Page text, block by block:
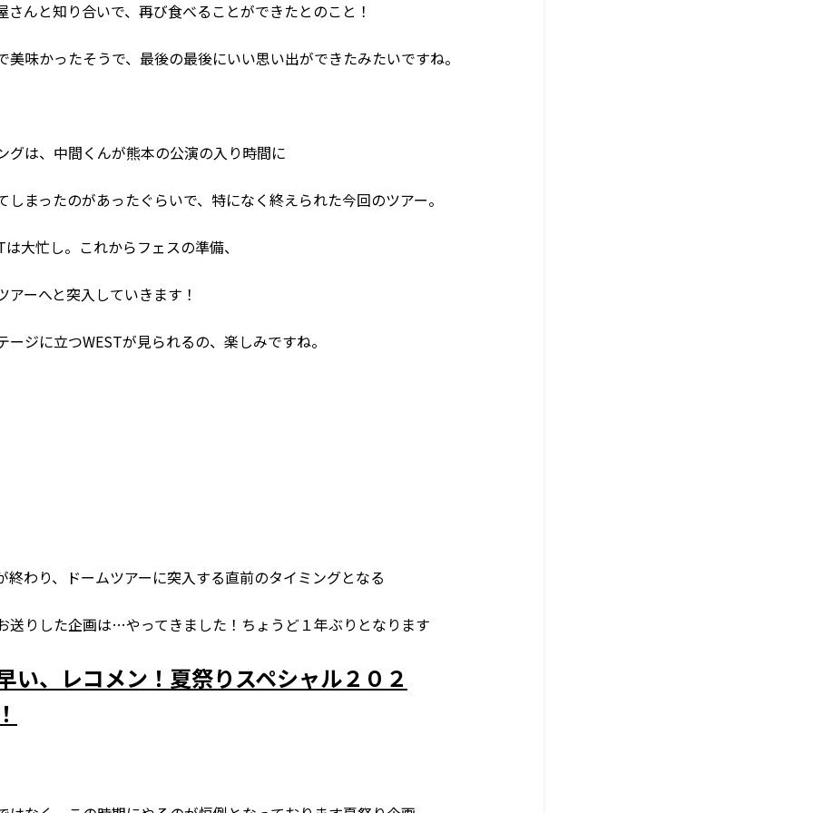
さんと知り合いで、再び食べることができたとのこと！
美味かったそうで、最後の最後にいい思い出ができたみたいですね。
グは、中間くんが熊本の公演の入り時間に
しまったのがあったぐらいで、特になく終えられた今回のツアー。
大忙し。これからフェスの準備、
アーへと突入していきます！
ージに立つWESTが見られるの、楽しみですね。
終わり、ドームツアーに突入する直前のタイミングとなる
送りした企画は…やってきました！ちょうど１年ぶりとなります
い、レコメン！夏祭りスペシャル２０２